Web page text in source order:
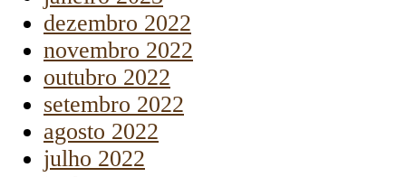
dezembro 2022
novembro 2022
outubro 2022
setembro 2022
agosto 2022
julho 2022